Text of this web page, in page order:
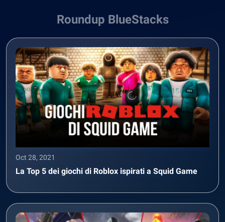
Roundup BlueStacks
Oct 28, 2021
La Top 5 dei giochi di Roblox ispirati a Squid Game